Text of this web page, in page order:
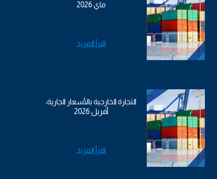
ماي 2026
اقرأ المزيد
التجارة الخارجية بالأسعار الجارية،
أفريل 2026
اقرأ المزيد